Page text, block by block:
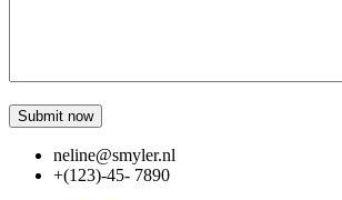
neline@smyler.nl
+(123)-45- 7890